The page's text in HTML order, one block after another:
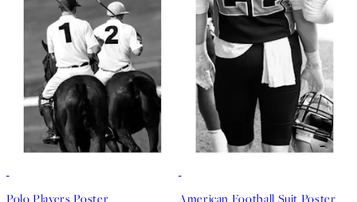
Polo Players Poster American Football Suit Poster